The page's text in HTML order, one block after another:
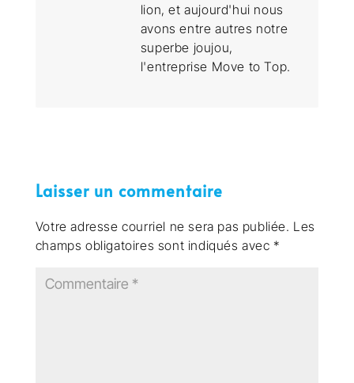
lion, et aujourd'hui nous
avons entre autres notre
superbe joujou,
l'entreprise Move to Top.
Laisser un commentaire
Votre adresse courriel ne sera pas publiée. Les
champs obligatoires sont indiqués avec *